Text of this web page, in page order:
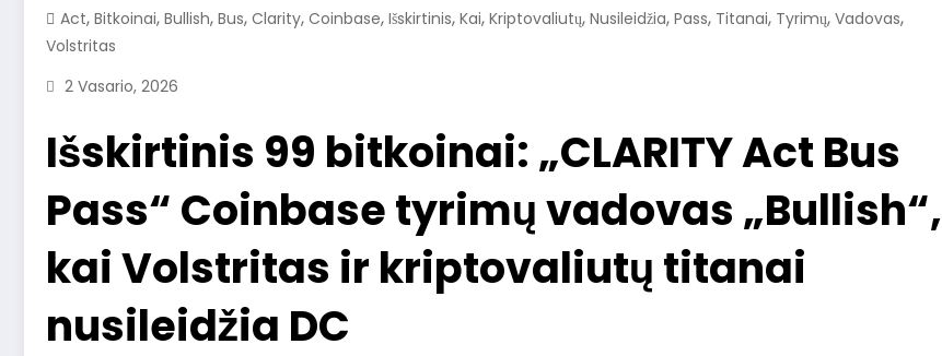
Act, Bitkoinai, Bullish, Bus, Clarity, Coinbase, Išskirtinis, Kai, Kriptovaliutų, Nusileidžia, Pass, Titanai, Tyrimų, Vadovas,
Volstritas
2 Vasario, 2026
Išskirtinis 99 bitkoinai: „CLARITY Act Bus
Pass“ Coinbase tyrimų vadovas „Bullish“,
kai Volstritas ir kriptovaliutų titanai
nusileidžia DC